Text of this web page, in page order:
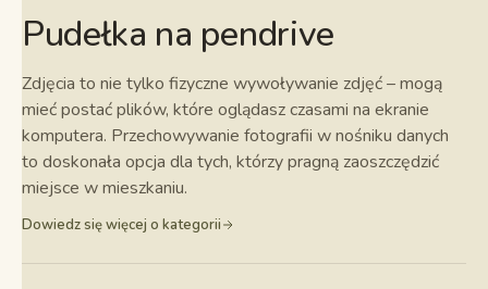
Pudełka na pendrive
Zdjęcia to nie tylko fizyczne wywoływanie zdjęć – mogą
mieć postać plików, które oglądasz czasami na ekranie
komputera. Przechowywanie fotografii w nośniku danych
to doskonała opcja dla tych, którzy pragną zaoszczędzić
miejsce w mieszkaniu.
Dowiedz się więcej o kategorii